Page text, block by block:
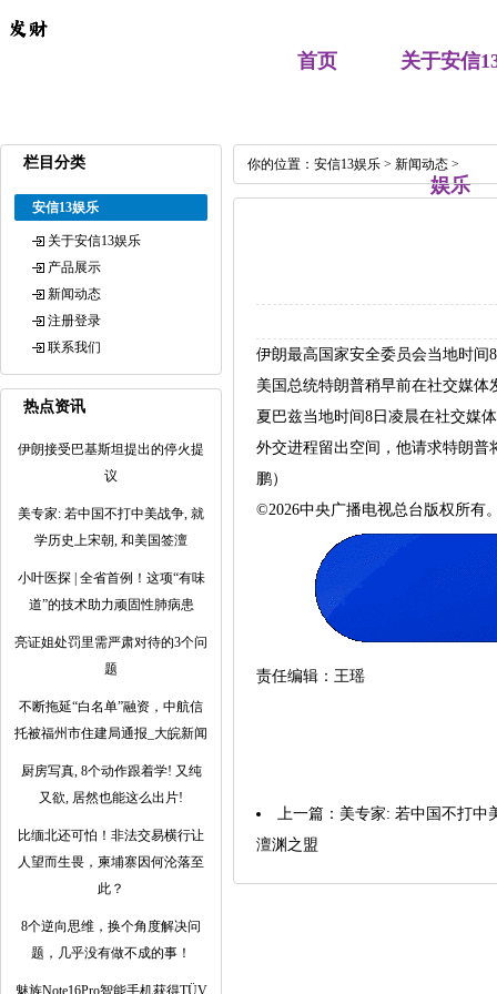
首页 关于安信
娱乐
栏目分类
安信13娱乐
关于安信13娱乐
产品展示
新闻动态
注册登录
联系我们
热点资讯
伊朗接受巴基斯坦提出的停火提
议
美专家: 若中国不打中美战争, 就
学历史上宋朝, 和美国签澶
小叶医探 | 全省首例！这项“有味
道”的技术助力顽固性肺病患
亮证姐处罚里需严肃对待的3个问
题
不断拖延“白名单”融资，中航信
托被福州市住建局通报_大皖新闻
厨房写真, 8个动作跟着学! 又纯
又欲, 居然也能这么出片!
比缅北还可怕！非法交易横行让
人望而生畏，柬埔寨因何沦落至
此？
8个逆向思维，换个角度解决问
题，几乎没有做不成的事！
魅族Note16Pro智能手机获得TÜV
你的位置： 安信13娱乐 > 新闻动态 >
伊朗最高国家安全委员会当地时
美国总统特朗普稍早前在社交媒
夏巴兹当地时间8日凌晨在社交媒
外交进程留出空间，他请求特朗普
鹏）
©2026中央广播电视总台版权所有
责任编辑：王瑶
上一篇： 美专家: 若中国不打中
澶渊之盟